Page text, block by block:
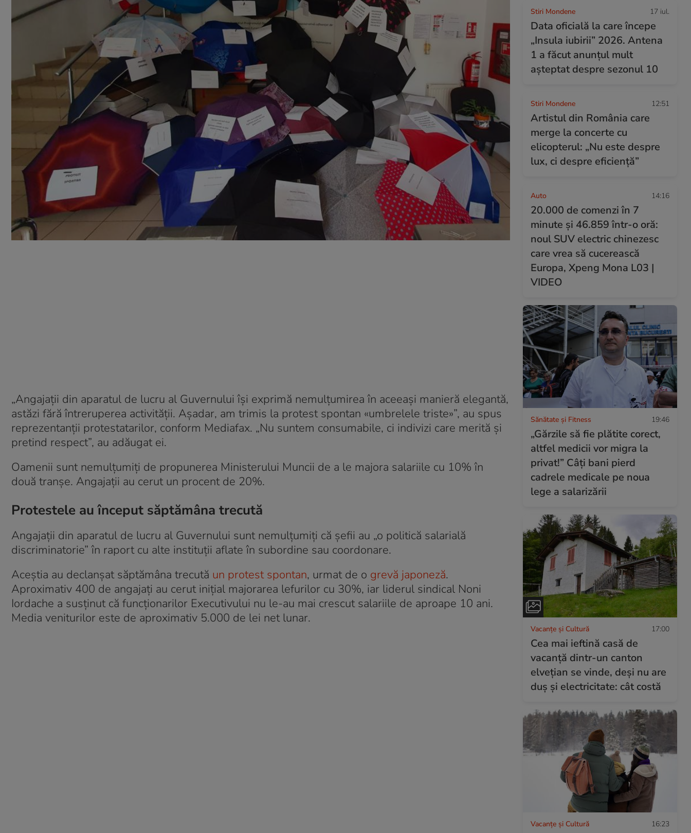
„Angajaţii din aparatul de lucru al Guvernului îşi exprimă nemulţumirea în aceeaşi manieră elegantă,
astăzi fără întreruperea activităţii. Aşadar, am trimis la protest spontan «umbrelele triste»”, au spus
reprezentanții protestatarilor, conform Mediafax. „Nu suntem consumabile, ci indivizi care merită şi
pretind respect”, au adăugat ei.
Oamenii sunt nemulțumiți de propunerea Ministerului Muncii de a le majora salariile cu 10% în
două tranșe. Angajații au cerut un procent de 20%.
Protestele au început săptămâna trecută
Angajaţii din aparatul de lucru al Guvernului sunt nemulţumiţi că șefii au „o politică salarială
discriminatorie” în raport cu alte instituţii aflate în subordine sau coordonare.
Aceștia au declanșat săptămâna trecută un protest spontan, urmat de o grevă japoneză.
Aproximativ 400 de angajați au cerut inițial majorarea lefurilor cu 30%, iar liderul sindical Noni
Iordache a susținut că funcționarilor Executivului nu le-au mai crescut salariile de aproape 10 ani.
Media veniturilor este de aproximativ 5.000 de lei net lunar.
Stiri Mondene 17 iul.
Data oficială la care începe
„Insula iubirii” 2026. Antena
1 a făcut anunțul mult
așteptat despre sezonul 10
Stiri Mondene 12:51
Artistul din România care
merge la concerte cu
elicopterul: „Nu este despre
lux, ci despre eficiență”
Auto 14:16
20.000 de comenzi în 7
minute și 46.859 într-o oră:
noul SUV electric chinezesc
care vrea să cucerească
Europa, Xpeng Mona L03 |
VIDEO
Sănătate și Fitness 19:46
„Gărzile să fie plătite corect,
altfel medicii vor migra la
privat!” Câți bani pierd
cadrele medicale pe noua
lege a salarizării
Vacanțe și Cultură 17:00
Cea mai ieftină casă de
vacanță dintr-un canton
elvețian se vinde, deși nu are
duș și electricitate: cât costă
Vacanțe și Cultură 16:23